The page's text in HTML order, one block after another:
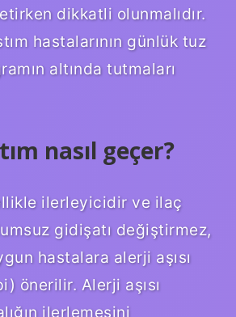
dikkatli olunmalıdır.
hastalarının günlük tuz
altında tutmaları
nasıl geçer?
ilerleyicidir ve ilaç
gidişatı değiştirmez,
hastalara alerji aşısı
önerilir. Alerji aşısı
ilerlemesini